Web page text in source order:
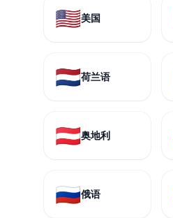
🇺🇸美国
🇳🇱荷兰语
🇦🇹奥地利
🇷🇺俄语